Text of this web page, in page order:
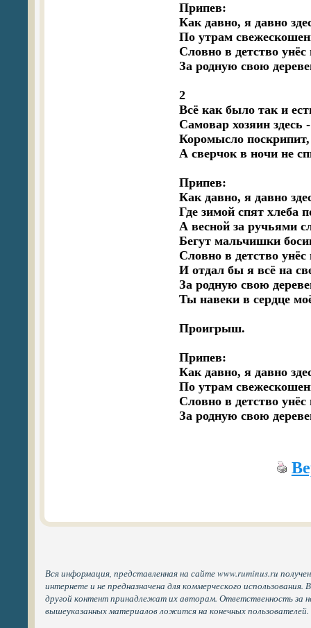
Припев:
Как давно, я давно
По утрам
Словно в детство
За родную свою
2
Всё как было так и
Самовар хозяин здесь
Коромысло поскрипит,
А сверчок в ночи не
Припев:
Как давно, я давно
Где зимой спят хлеба
А весной за ручьями
Бегут мальчишки
Словно в детство унёс
И отдал бы я всё на
За родную свою
Ты навеки в сердце
Проигрыш.
Припев:
Как давно, я давно
По утрам
Словно в детство
Вся информация, представленная на сайте www.ruminus.ru
интернете и не предназначена для коммерческого
другой контент принадлежат их авторам. Ответственность за
вышеуказанных материалов ложится на конечных пользователей.